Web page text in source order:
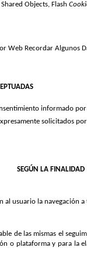
Objects, Flash
Web Recordar Algunos
informado
solicitados
SEGÚN LA FINALIDAD
al usuario la navegación
de las mismas el
o plataforma y para la